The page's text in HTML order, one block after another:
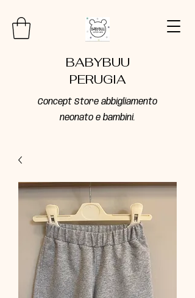
BABYBUU
PERUGIA
Concept Store abbigliamento
neonato e bambini.